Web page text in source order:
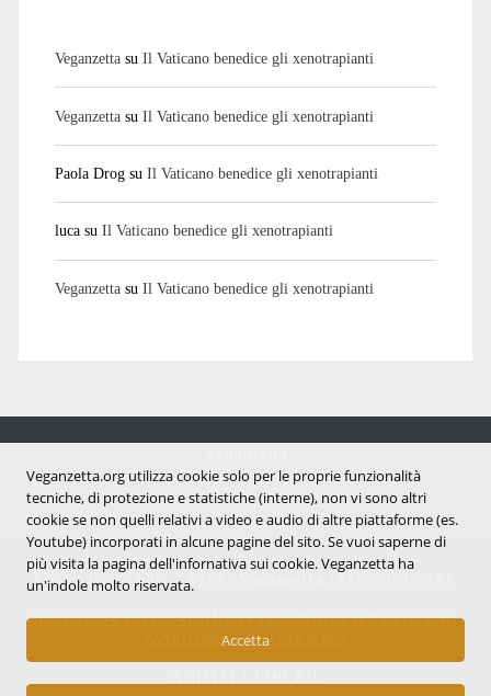
Veganzettasu Il Vaticano benedice gli xenotrapianti
Veganzettasu Il Vaticano benedice gli xenotrapianti
Paola Drogsu Il Vaticano benedice gli xenotrapianti
lucasu Il Vaticano benedice gli xenotrapianti
Veganzettasu Il Vaticano benedice gli xenotrapianti
Notizie dal mondo vegan e antispecista
Copyright © 2007 - 2026 |
Informativa sui cookie (UE)|Informativa sulla Privacy|
Avvertenze e Licenza d'uso
Veganzetta.org utilizza cookie solo per le proprie funzionalità
tecniche, di protezione e statistiche (interne), non vi sono altri
cookie se non quelli relativi a video e audio di altre piattaforme (es.
Youtube) incorporati in alcune pagine del sito. Se vuoi saperne di
più visita la pagina dell'infornativa sui cookie. Veganzetta ha
un'indole molto riservata.
Accetta